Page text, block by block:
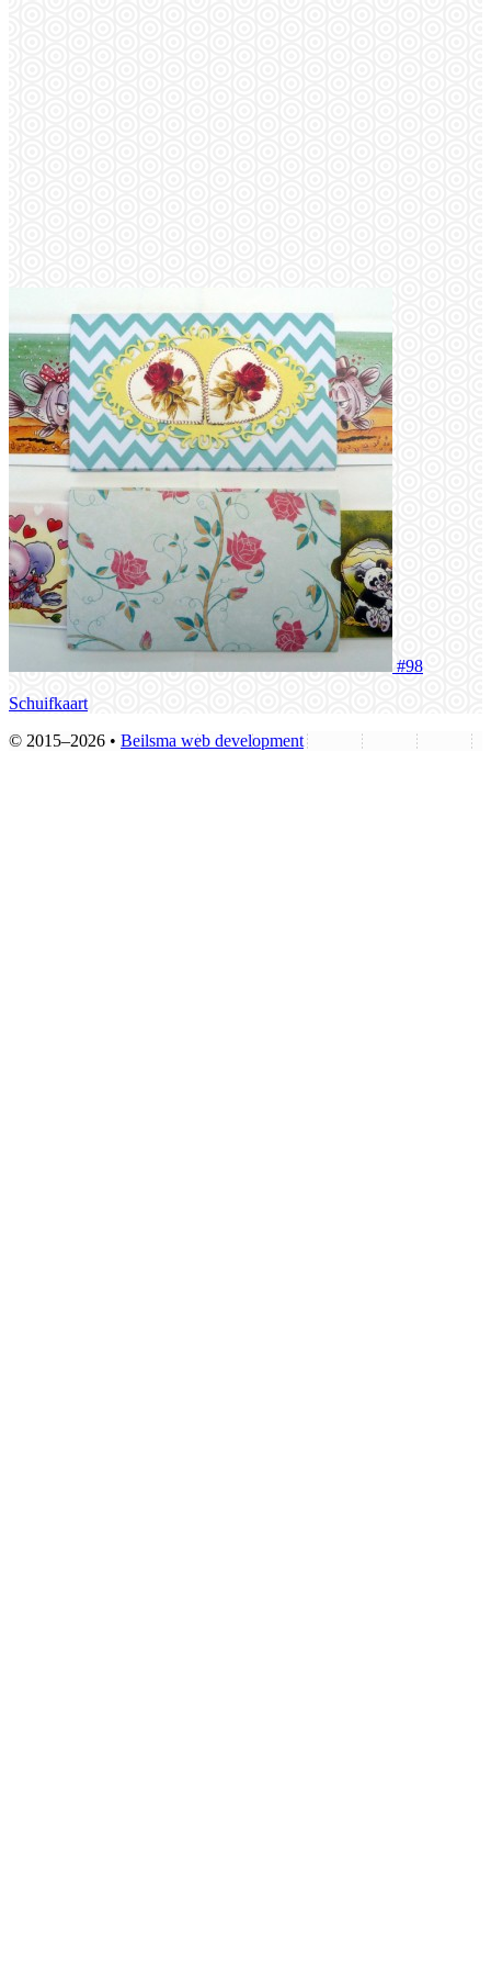
#98
Schuifkaart
© 2015–2026 • Beilsma web development